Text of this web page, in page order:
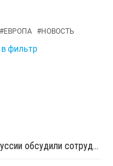
#ЕВРОПА #НОВОСТЬ
в фильтр
Мишустин и премьер-министр Белоруссии обсудили сотрудничество РФ и Белоруссии в сфере углеводородов